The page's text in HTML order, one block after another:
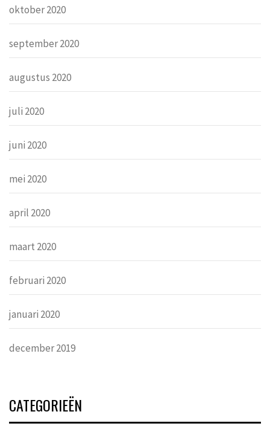
oktober 2020
september 2020
augustus 2020
juli 2020
juni 2020
mei 2020
april 2020
maart 2020
februari 2020
januari 2020
december 2019
CATEGORIEËN